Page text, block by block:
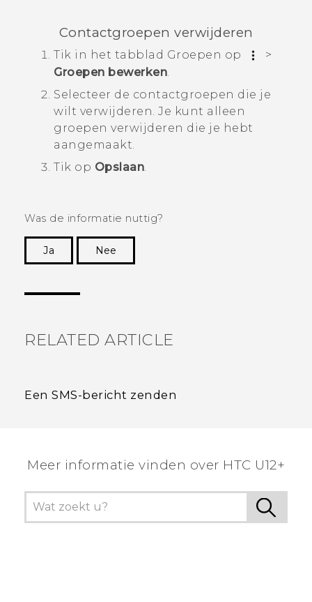
Contactgroepen verwijderen
Tik in het tabblad Groepen op
>
Groepen bewerken.
Selecteer de contactgroepen die je
wilt verwijderen. Je kunt alleen
groepen verwijderen die je hebt
aangemaakt.
Tik op Opslaan.
Was de informatie nuttig?
Ja
Nee
RELATED ARTICLE
Een SMS-bericht zenden
Meer informatie vinden over HTC U12+